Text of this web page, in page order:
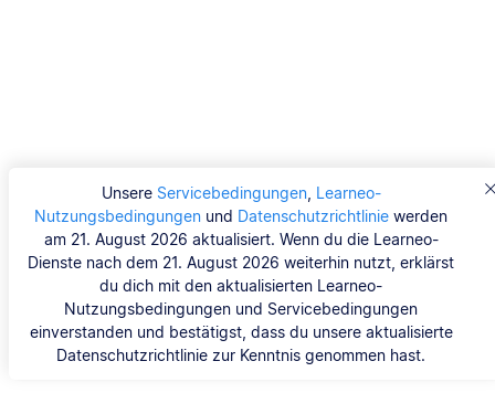
Unsere Servicebedingungen, Learneo-
Nutzungsbedingungen und Datenschutzrichtlinie werden
am 21. August 2026 aktualisiert. Wenn du die Learneo-
Dienste nach dem 21. August 2026 weiterhin nutzt, erklärst
du dich mit den aktualisierten Learneo-
Nutzungsbedingungen und Servicebedingungen
einverstanden und bestätigst, dass du unsere aktualisierte
Datenschutzrichtlinie zur Kenntnis genommen hast.